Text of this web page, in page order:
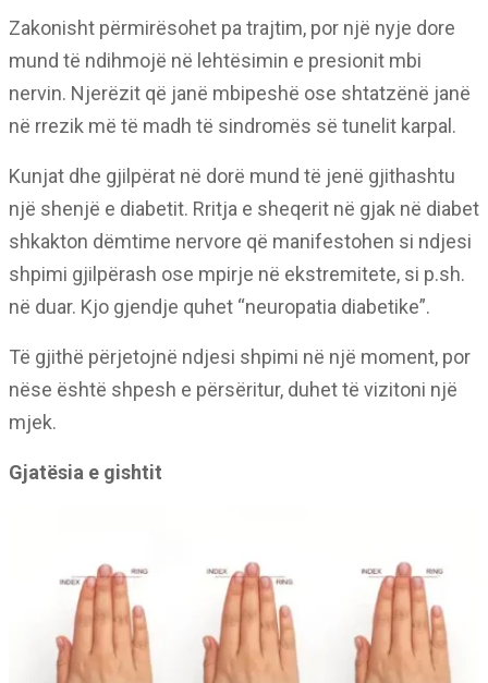
Zakonisht përmirësohet pa trajtim, por një nyje dore
mund të ndihmojë në lehtësimin e presionit mbi
nervin. Njerëzit që janë mbipeshë ose shtatzënë janë
në rrezik më të madh të sindromës së tunelit karpal.
Kunjat dhe gjilpërat në dorë mund të jenë gjithashtu
një shenjë e diabetit. Rritja e sheqerit në gjak në diabet
shkakton dëmtime nervore që manifestohen si ndjesi
shpimi gjilpërash ose mpirje në ekstremitete, si p.sh.
në duar. Kjo gjendje quhet “neuropatia diabetike”.
Të gjithë përjetojnë ndjesi shpimi në një moment, por
nëse është shpesh e përsëritur, duhet të vizitoni një
mjek.
Gjatësia e gishtit